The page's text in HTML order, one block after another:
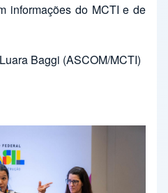
informações do MCTI e de
Baggi (ASCOM/MCTI)